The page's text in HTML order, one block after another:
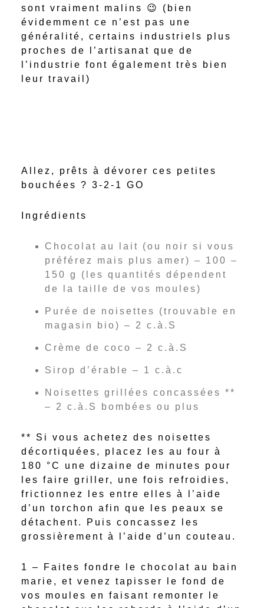
sont vraiment malins 😉 (bien
évidemment ce n’est pas une
généralité, certains industriels plus
proches de l’artisanat que de
l’industrie font également très bien
leur travail)
Allez, prêts à dévorer ces petites
bouchées ? 3-2-1 GO
Ingrédients
Chocolat au lait (ou noir si vous
préférez mais plus amer) – 100 –
150 g (les quantités dépendent
de la taille de vos moules)
Purée de noisettes (trouvable en
magasin bio) – 2 c.à.S
Crème de coco – 2 c.à.S
Sirop d’érable – 1 c.à.c
Noisettes grillées concassées **
– 2 c.à.S bombées ou plus
** Si vous achetez des noisettes
décortiquées, placez les au four à
180 °C une dizaine de minutes pour
les faire griller, une fois refroidies,
frictionnez les entre elles à l’aide
d’un torchon afin que les peaux se
détachent. Puis concassez les
grossièrement à l’aide d’un couteau.
1 – Faites fondre le chocolat au bain
marie, et venez tapisser le fond de
vos moules en faisant remonter le